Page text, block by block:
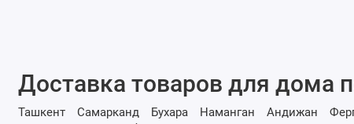
Доставка товаров для дома
Ташкент Самарканд Бухара Наманган Андижан